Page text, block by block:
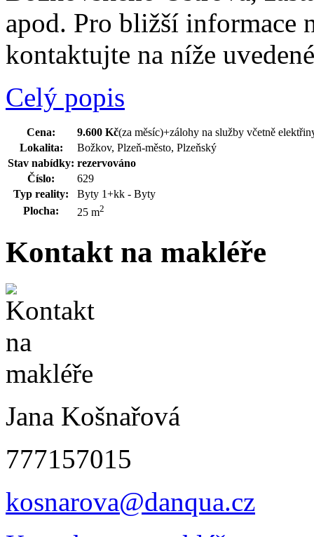
apod. Pro bližší informace
kontaktujte na níže
Celý popis
Cena: 9.600 Kč(za měsíc)+zálohy na služby včetně
Lokalita:
Božkov, Plzeň-město, Plzeňský
Stav nabídky: rezervováno
Číslo:
629
Typ reality:
Byty 1+kk - Byty
Plocha:
25 m2
Kontakt na makléře
Jana Košnařová
777157015
kosnarova@danqua.cz